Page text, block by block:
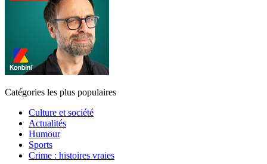
Catégories les plus populaires
Culture et société
Actualités
Humour
Sports
Crime : histoires vraies